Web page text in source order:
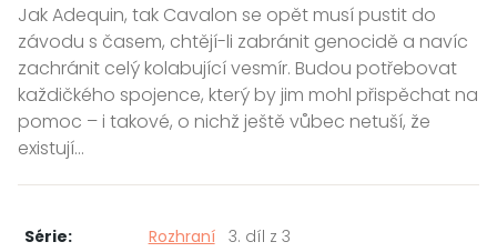
Jak Adequin, tak Cavalon se opět musí pustit do
závodu s časem, chtějí-li zabránit genocidě a navíc
zachránit celý kolabující vesmír. Budou potřebovat
každičkého spojence, který by jim mohl přispěchat na
pomoc – i takové, o nichž ještě vůbec netuší, že
existují…
Série: Rozhraní
3. díl z 3